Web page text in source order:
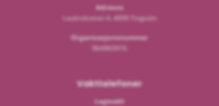
Adresse
Laukrokveien 4, 4595 Tingvatn
Organisasjonsnummer
964963916
Vakttelefoner
Legevakt